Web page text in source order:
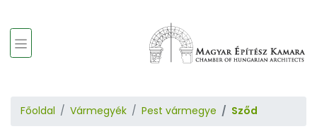
Főoldal Vármegyék Pest vármegye Sződ